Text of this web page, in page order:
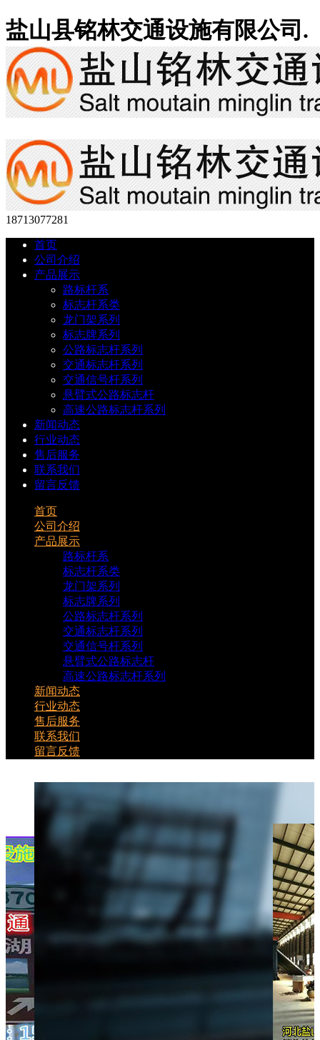
盐山县铭林交通设施有限公司.
18713077281
首页
公司介绍
产品展示
路标杆系
标志杆系类
龙门架系列
标志牌系列
公路标志杆系列
交通标志杆系列
交通信号杆系列
悬臂式公路标志杆
高速公路标志杆系列
新闻动态
行业动态
售后服务
联系我们
留言反馈
首页
公司介绍
产品展示
路标杆系
标志杆系类
龙门架系列
标志牌系列
公路标志杆系列
交通标志杆系列
交通信号杆系列
悬臂式公路标志杆
高速公路标志杆系列
新闻动态
行业动态
售后服务
联系我们
留言反馈